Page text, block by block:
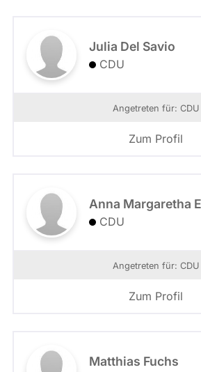
Julia Del Savio
CDU
Angetreten für: CDU
Zum Profil
Anna Margaretha
CDU
Angetreten für: CDU
Zum Profil
Matthias Fuchs